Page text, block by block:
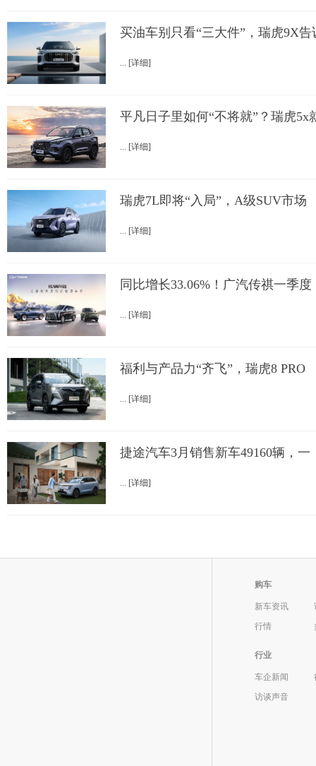
买油车别只看“三大件”，瑞虎9X告
... [详细]
平凡日子里如何“不将就”？瑞虎5x
... [详细]
瑞虎7L即将“入局”，A级SUV市场
... [详细]
同比增长33.06%！广汽传祺一季度
... [详细]
福利与产品力“齐飞”，瑞虎8 PRO
... [详细]
捷途汽车3月销售新车49160辆，一
... [详细]
购车
新车资讯
行情
行业
车企新闻
访谈声音